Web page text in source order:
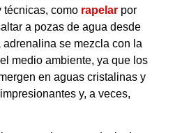
técnicas, como rapelarpor
a pozas de agua desde
se mezcla con la
medio ambiente, ya que los
en aguas cristalinas y
y, a veces,